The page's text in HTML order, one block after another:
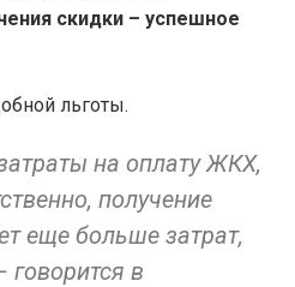
скидки – успешное
льготы.
на оплату ЖКХ,
получение
еще больше затрат,
в